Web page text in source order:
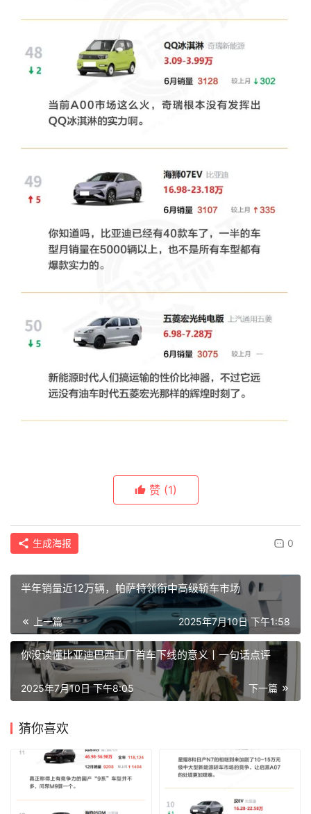
赞 (1)
生成海报 0
半年销量近12万辆，帕萨特领衔中高级轿车市场
上一篇 2025年7月10日 下午1:58
你没读懂比亚迪巴西工厂首车下线的意义丨一句话点评
下一篇
2025年7月10日 下午8:05
猜你喜欢